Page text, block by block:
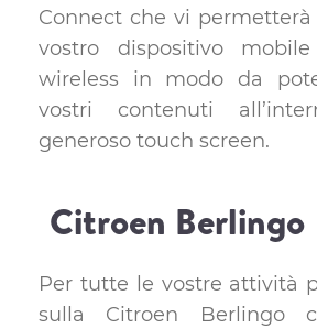
Connect che vi permetterà
vostro dispositivo
wireless in modo da
vostri contenuti
generoso touch screen.
Citroen Berlingo
Per tutte le vostre attività
sulla Citroen Berlingo